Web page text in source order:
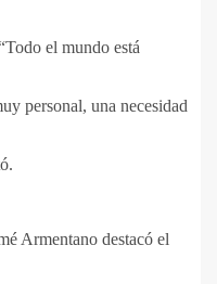
el mundo está
personal, una necesidad
Armentano destacó el